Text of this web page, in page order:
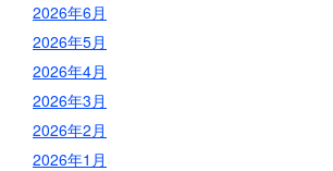
2026年6月
2026年5月
2026年4月
2026年3月
2026年2月
2026年1月